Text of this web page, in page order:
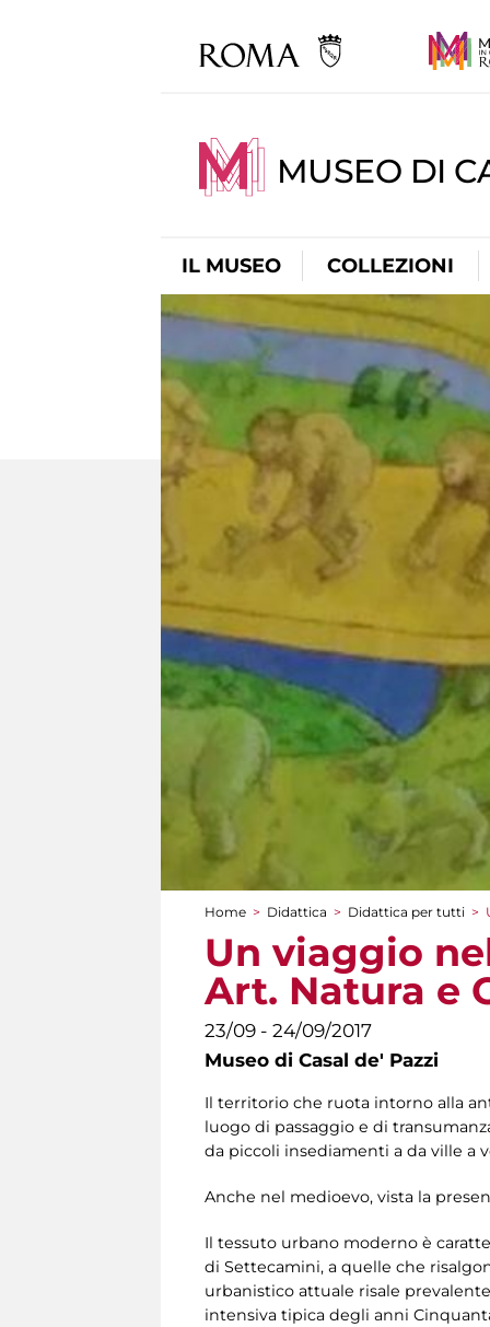
MUSEO DI
IL MUSEO COLLEZIONI
Tu sei qui
Home > Didattica > Didattica per tutti >
Un viaggio
Art. Natura e
23/09 - 24/09/2017
Museo di Casal de' Pazzi
Il territorio che ruota intorno alla
luogo di passaggio e di
da piccoli insediamenti a da ville a
Anche nel medioevo, vista la
Il tessuto urbano moderno è
di Settecamini, a quelle che
urbanistico attuale risale
intensiva tipica degli anni